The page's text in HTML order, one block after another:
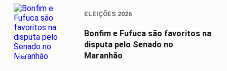
03
ELEIÇÕES 2026
Bonfim e Fufuca são favoritos na
disputa pelo Senado no
Maranhão